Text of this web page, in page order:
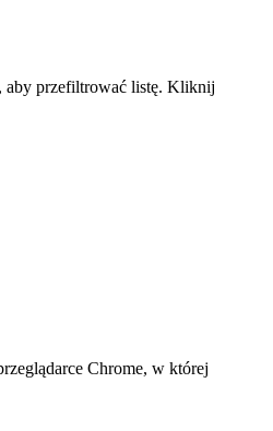
aby przefiltrować listę. Kliknij
Chrome, w której